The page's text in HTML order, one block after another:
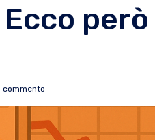
però
commento